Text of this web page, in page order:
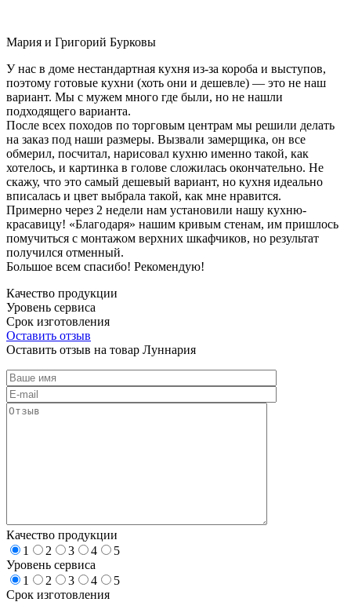
Мария и Григорий Бурковы
У нас в доме нестандартная кухня из-за короба и выступов,
поэтому готовые кухни (хоть они и дешевле) — это не наш
вариант. Мы с мужем много где были, но не нашли
подходящего варианта.
После всех походов по торговым центрам мы решили делать
на заказ под наши размеры. Вызвали замерщика, он все
обмерил, посчитал, нарисовал кухню именно такой, как
хотелось, и картинка в голове сложилась окончательно. Не
скажу, что это самый дешевый вариант, но кухня идеально
вписалась и цвет выбрала такой, как мне нравится.
Примерно через 2 недели нам установили нашу кухню-
красавицу! «Благодаря» нашим кривым стенам, им пришлось
помучиться с монтажом верхних шкафчиков, но результат
получился отменный.
Большое всем спасибо! Рекомендую!
Качество продукции
Уровень сервиса
Срок изготовления
Оставить отзыв
Оставить отзыв на товар Луннария
Качество продукции
1
2 3 4
5
Уровень сервиса
1
2 3 4
5
Срок изготовления